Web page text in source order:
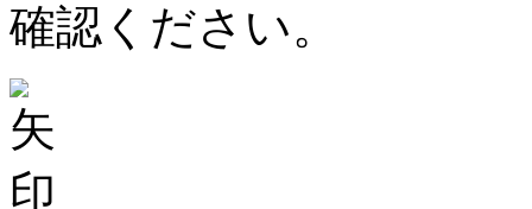
確認ください。